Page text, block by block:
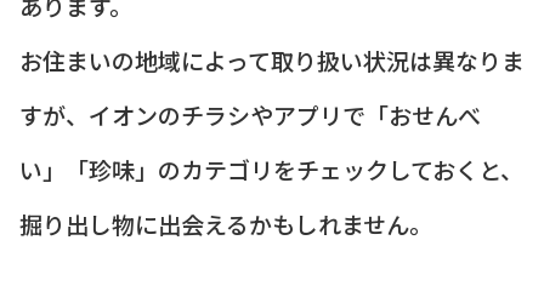
お住まいの地域によって取り扱い状況は異なりま
すが、イオンのチラシやアプリで「おせんべ
い」「珍味」のカテゴリをチェックしておくと、
掘り出し物に出会えるかもしれません。